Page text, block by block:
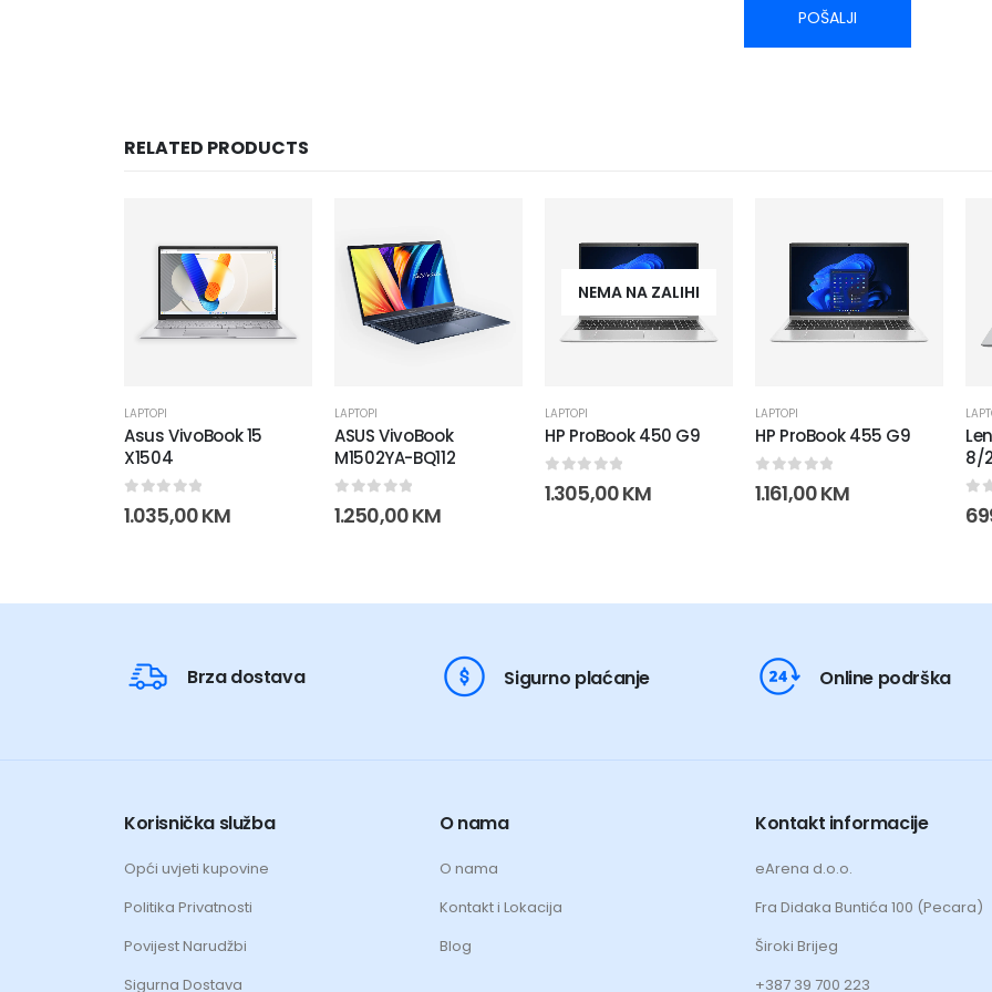
RELATED PRODUCTS
LAPTOPI
Asus VivoBook 15
X1504
0 out of 5
1.035,00KM
LAPTOPI
ASUS VivoBook
M1502YA-BQ112
0 out of 5
1.250,00KM
NEMA NA ZALIHI
LAPTOPI
HP ProBook 450 G9
0 out of 5
1.305,00KM
LAPTOPI
HP ProBook 455 G9
0out of 5
1.161,00KM
8/
0
Brza dostava Sigurno plaćanje Online podrška
Korisnička služba
Opći uvjeti kupovine
Politika Privatnosti
Povijest Narudžbi
Sigurna Dostava
O nama
O nama
Kontakt i Lokacija
Blog
Kontakt informacije
eArena d.o.o.
Fra Didaka Buntića 100 (Pecara)
Široki Brijeg
+387 39 700 223